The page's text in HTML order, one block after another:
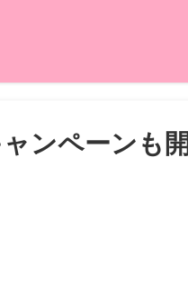
ンペーンも開